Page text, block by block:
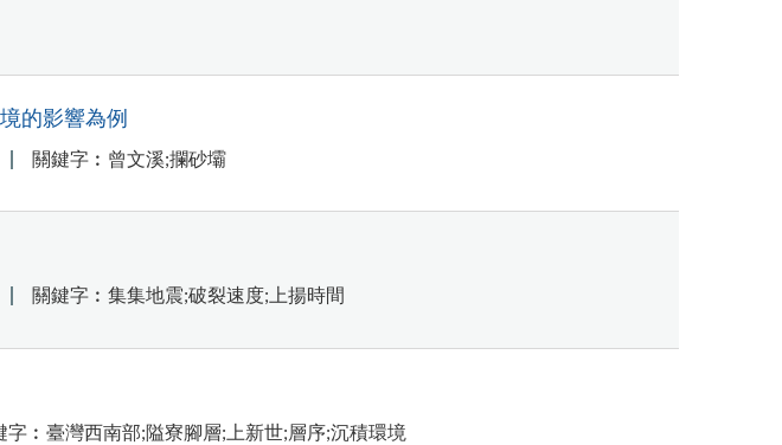
的影響為例
關鍵字︰曾文溪;攔砂壩
關鍵字︰集集地震;破裂速度;上揚時間
字︰臺灣西南部;隘寮腳層;上新世;層序;沉積環境